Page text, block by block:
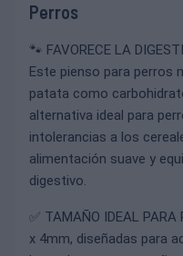
Perros
🐾 FAVORECE LA
Este pienso para perros
patata como
alternativa ideal para
intolerancias a los
alimentación suave y
digestivo.
✅ TAMAÑO IDEAL
x 4mm, diseñadas para